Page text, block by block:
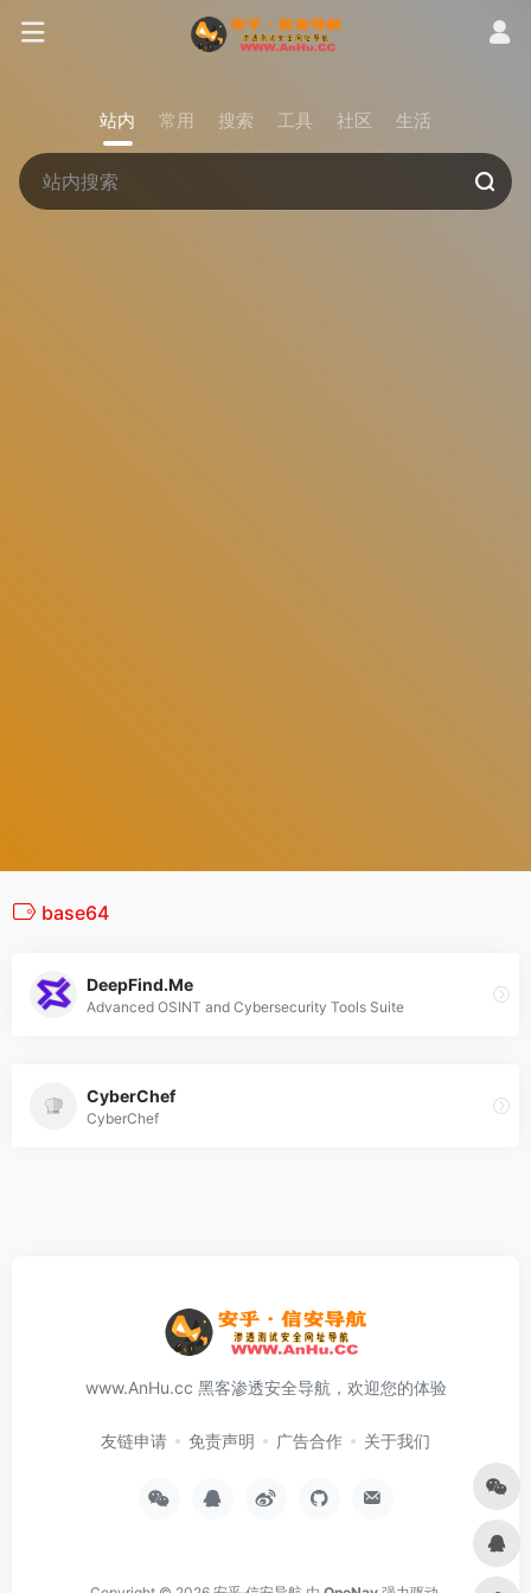
站内 常用 搜索 工具 社区 生活
base64
DeepFind.Me
Advanced OSINT and Cybersecurity Tools Suite
CyberChef
CyberChef
www.AnHu.cc 黑客渗透安全导航，欢迎您的体验
友链申请 免责声明 广告合作 关于我们